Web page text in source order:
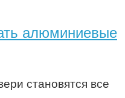
алюминиевые
становятся все